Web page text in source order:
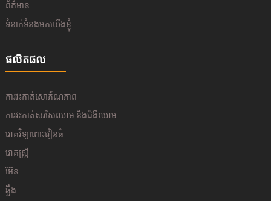
ព័ត៌មាន
ទំនាក់ទំនងមកយើងខ្ញុំ
ផលិតផល
ការវះកាត់សោភ័ណភាព
ការវះកាត់សរសៃឈាម និងជំងឺឈាម
រោគវិទ្យាពោះវៀនធំ
រោគស្ត្រី
អ៊ែន
ឆ្អឹង